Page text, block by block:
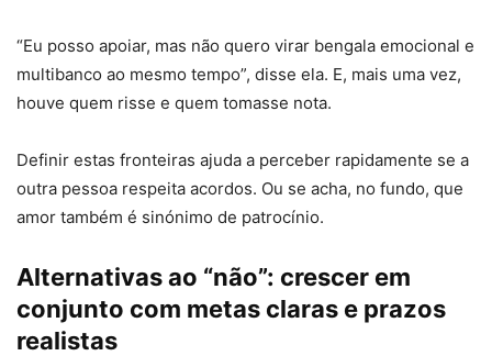
“Eu posso apoiar, mas não quero virar bengala emocional e
multibanco ao mesmo tempo”, disse ela. E, mais uma vez,
houve quem risse e quem tomasse nota.
Definir estas fronteiras ajuda a perceber rapidamente se a
outra pessoa respeita acordos. Ou se acha, no fundo, que
amor também é sinónimo de patrocínio.
Alternativas ao “não”: crescer em
conjunto com metas claras e prazos
realistas